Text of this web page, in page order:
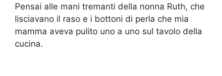
Pensai alle mani tremanti della nonna Ruth, che
lisciavano il raso e i bottoni di perla che mia
mamma aveva pulito uno a uno sul tavolo della
cucina.